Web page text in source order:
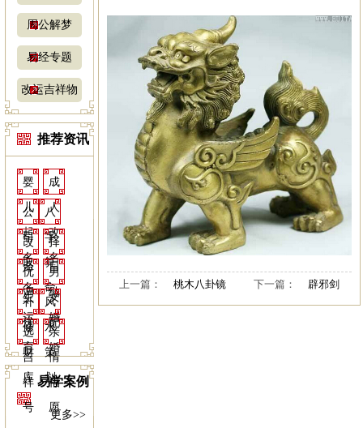
周公解梦
易经专题
改运吉祥物
推荐资讯
婴
儿
起
名
成
人
改
名
公
司
取
名
八
字
算
命
改
命
调
运
择
日
结
婚
优
生
优
育
男
女
配
婚
补
修
财
库
风
水
策
划
选
吉
祥
号
亲
情
福
愿
易学案例
更多>>
上一篇： 桃木八卦镜 下一篇： 辟邪剑